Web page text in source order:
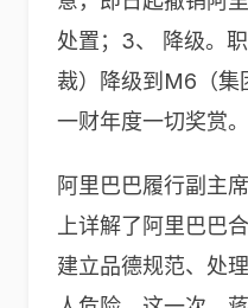
处置；3、 降级。
裁）降级到M6（集
一财年度一切奖赏。
阿里巴巴履行副主
上详解了阿里巴巴
建立品德规范、处